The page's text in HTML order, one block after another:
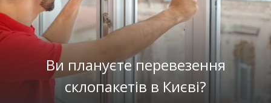
Ви плануєте перевезення
склопакетів в Києві?